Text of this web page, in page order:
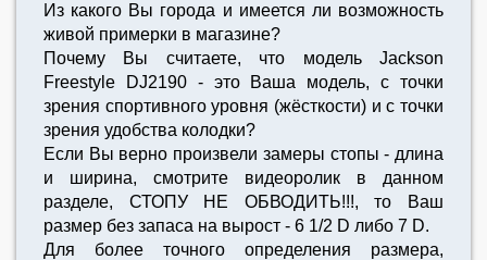
Из какого Вы города и имеется ли возможность
живой примерки в магазине?
Почему Вы считаете, что модель Jackson
Freestyle DJ2190 - это Ваша модель, с точки
зрения спортивного уровня (жёсткости) и с точки
зрения удобства колодки?
Если Вы верно произвели замеры стопы - длина
и ширина, смотрите видеоролик в данном
разделе, СТОПУ НЕ ОБВОДИТЬ!!!, то Ваш
размер без запаса на вырост - 6 1/2 D либо 7 D.
Для более точного определения размера,